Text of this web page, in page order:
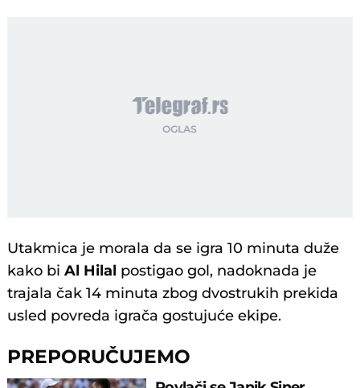
Utakmica je morala da se igra 10 minuta duže
kako biAl Hilal postigao gol, nadoknada je
trajala čak 14 minuta zbog dvostrukih prekida
usled povreda igrača gostujuće ekipe.
PREPORUČUJEMO